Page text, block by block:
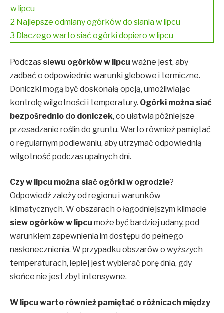
w lipcu
2 Najlepsze odmiany ogórków do siania w lipcu
3 Dlaczego warto siać ogórki dopiero w lipcu
Podczas siewu ogórków w lipcu ważne jest, aby
zadbać o odpowiednie warunki glebowe i termiczne.
Doniczki mogą być doskonałą opcją, umożliwiając
kontrolę wilgotności i temperatury. Ogórki można siać
bezpośrednio do doniczek, co ułatwia późniejsze
przesadzanie roślin do gruntu. Warto również pamiętać
o regularnym podlewaniu, aby utrzymać odpowiednią
wilgotność podczas upalnych dni.
Czy w lipcu można siać ogórki w ogrodzie?
Odpowiedź zależy od regionu i warunków
klimatycznych. W obszarach o łagodniejszym klimacie
siew ogórków w lipcu może być bardziej udany, pod
warunkiem zapewnienia im dostępu do pełnego
nasłonecznienia. W przypadku obszarów o wyższych
temperaturach, lepiej jest wybierać porę dnia, gdy
słońce nie jest zbyt intensywne.
W lipcu warto również pamiętać o różnicach między